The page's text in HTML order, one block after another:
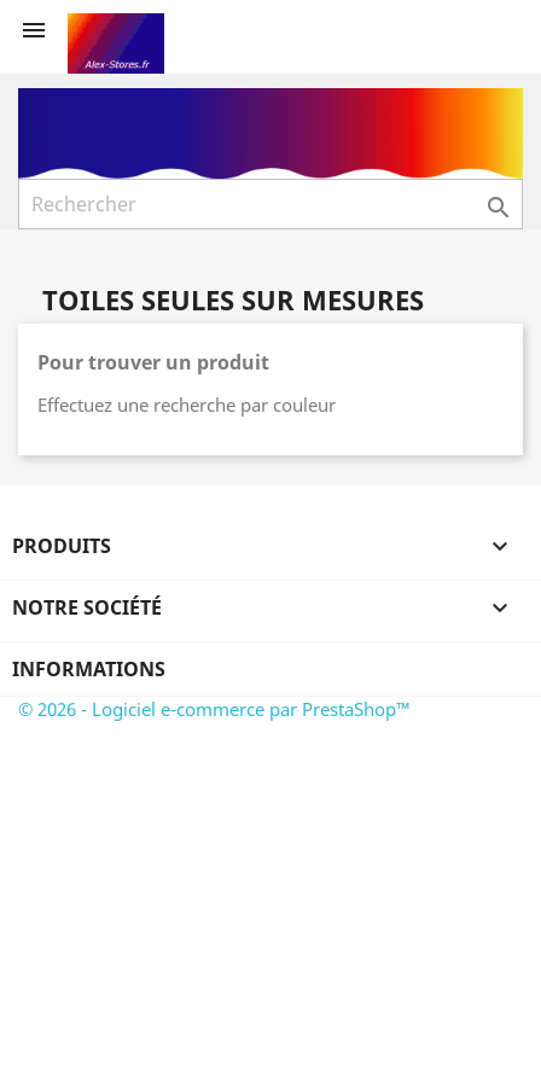


TOILES SEULES SUR MESURES
Pour trouver un produit
Effectuez une recherche par couleur
PRODUITS 
NOTRE SOCIÉTÉ 
INFORMATIONS
© 2026 - Logiciel e-commerce par PrestaShop™